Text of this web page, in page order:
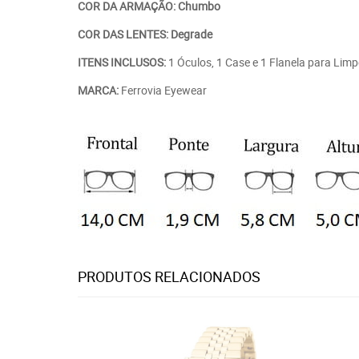
COR DA ARMAÇÃO: Chumbo
COR DAS LENTES: Degrade
ITENS INCLUSOS: 1 Óculos, 1 Case e 1 Flanela para
MARCA: Ferrovia Eyewear
PRODUTOS RELACIONADOS